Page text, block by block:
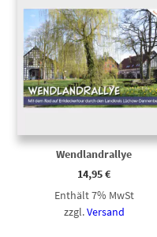
Wendlandrallye
14,95€
Enthält 7% MwSt
zzgl.Versand